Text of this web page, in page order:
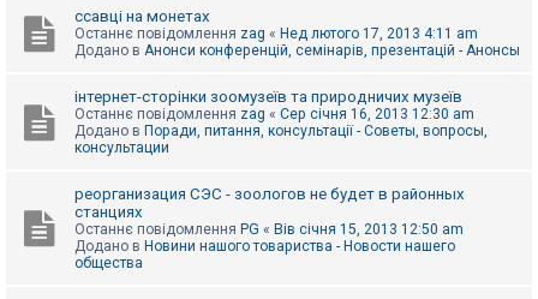
ссавці на монетах
Останнє повідомлення zag « Нед лютого 17, 2013 4:11 am
Додано в Анонси конференцій, семінарів, презентацій - Анонсы
інтернет-сторінки зоомузеїв та природничих музеїв
Останнє повідомлення zag « Сер січня 16, 2013 12:30 am
Додано в Поради, питання, консультації - Советы, вопросы,
консультации
реорганизация СЭС - зоологов не будет в районных
станциях
Останнє повідомлення PG « Вів січня 15, 2013 12:50 am
Додано в Новини нашого товариства - Новости нашего
общества